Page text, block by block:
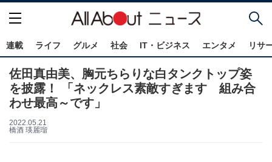
連載 ライフ グルメ 社会 IT・ビジネス エンタメ リサ
佐田真由美、胸元ちらりな白タンクトップ姿
を披露！ 「ネックレス素敵すぎます 組み合
わせ最高～です」
2022.05.21
橋酒 瑛麗瑠